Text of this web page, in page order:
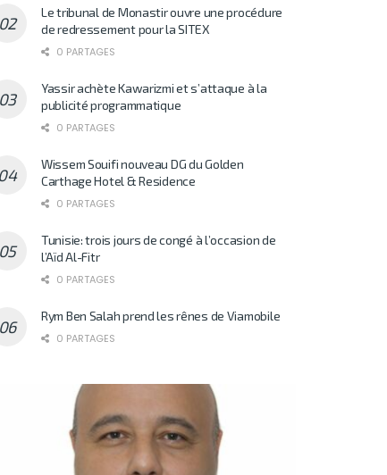
Le tribunal de Monastir ouvre une procédure
de redressement pour la SITEX
0 PARTAGES
Yassir achète Kawarizmi et s’attaque à la
publicité programmatique
0 PARTAGES
Wissem Souifi nouveau DG du Golden
Carthage Hotel & Residence
0 PARTAGES
Tunisie: trois jours de congé à l’occasion de
l’Aïd Al-Fitr
0 PARTAGES
Rym Ben Salah prend les rênes de Viamobile
0 PARTAGES